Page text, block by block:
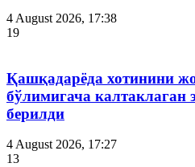
4 August 2026, 17:38
19
Қашқадарёда хотинини
бўлимигача калтаклаган
берилди
4 August 2026, 17:27
13